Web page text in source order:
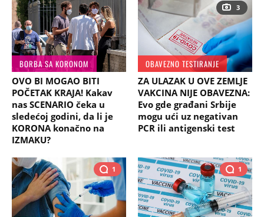
BORBA SA KORONOM
OVO BI MOGAO BITI
POČETAK KRAJA! Kakav
nas SCENARIO čeka u
sledećoj godini, da li je
KORONA konačno na
IZMAKU?
3
OBAVEZNO TESTIRANJE
ZA ULAZAK U OVE ZEMLJE
VAKCINA NIJE OBAVEZNA:
Evo gde građani Srbije
mogu ući uz negativan
PCR ili antigenski test
1 1